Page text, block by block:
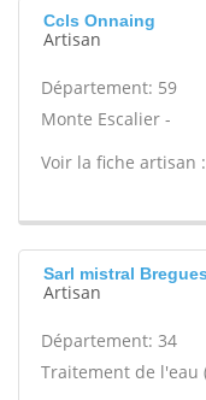
Ccls Onnaing
Artisan
Département: 59
Monte Escalier -
Voir la fiche artisan :
Sarl mistral
Artisan
Département: 34
Traitement de